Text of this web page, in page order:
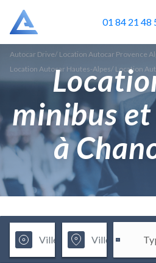
01 84 21 48
Autocar Drive/ Location Autocar Provence
Location Autocar Hautes-Alpes/ Location
minibus
à